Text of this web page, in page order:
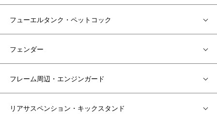
フューエルタンク・ペットコック
フェンダー
フレーム周辺・エンジンガード
リアサスペンション・キックスタンド